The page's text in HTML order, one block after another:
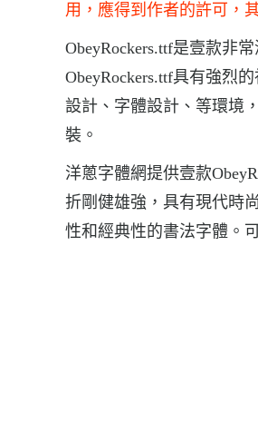
用，應得到作者的許可，
ObeyRockers.ttf是壹款非
ObeyRockers.ttf具有強烈
設計、字體設計、等環境
裝。
洋蔥字體網提供壹款
折剛健雄強，具有現代時
性和經典性的書法字體。